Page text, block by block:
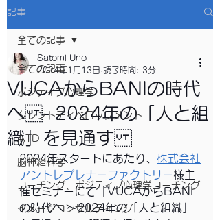
記事
全ての記事
ポジティブ心理学
タレントディベロップメント
ATD
脳神経科学
コーチング、ポジティブ心理学コーチング
イメージコンサルティング
全ての記事
VUCAからBANIの時代
へ - 2024年の「人と組
織」を見通す
Satomi Uno
2024年1月13日 読了時間: 3分
2024年スタートにあたり、 株式会社
アントレプレナーファクトリー様主
催セミナーにて『VUCAからBANI
の時代へ 〜2024年の「人と組織」